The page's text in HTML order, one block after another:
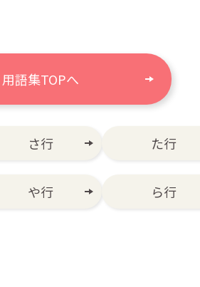
用語集TOPへ
さ行 た行
や行 ら行